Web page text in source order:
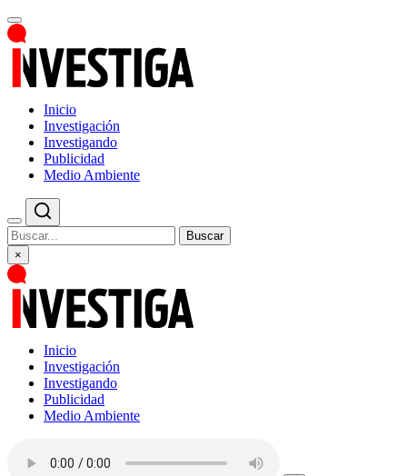
Inicio
Investigación
Investigando
Publicidad
Medio Ambiente
Buscar
×
Inicio
Investigación
Investigando
Publicidad
Medio Ambiente